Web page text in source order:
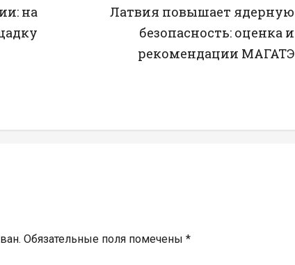
на
Латвия повышает ядерную
безопасность: оценка и
рекомендации МАГАТЭ
Обязательные поля помечены *